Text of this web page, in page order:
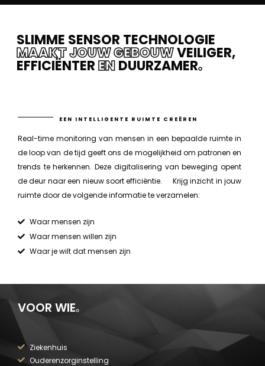
SLIMME SENSOR TECHNOLOGIE
MAAKT JOUW GEBOUWVEILIGER,
EFFICIËNTERENDUURZAMER.
EEN INTELLIGENTE RUIMTE CREËREN
Real-time monitoring van mensen in een bepaalde ruimte in
de loop van de tijd geeft ons de mogelijkheid om patronen en
trends te herkennen. Deze digitalisering van beweging opent
de deur naar een nieuw soort efficiëntie. Krijg inzicht in jouw
ruimte door de volgende informatie te verzamelen:
Waar mensen zijn
Waar mensen willen zijn
Waar je wilt dat mensen zijn
VOOR WIE.
Ziekenhuis
Ouderenzorginstelling